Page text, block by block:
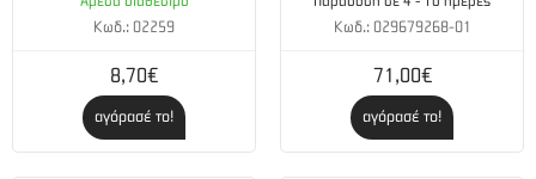
Κωδ.: 02259
8,70€
αγόρασέ το!
Κωδ.: 029679268-01
71,00€
αγόρασέ το!